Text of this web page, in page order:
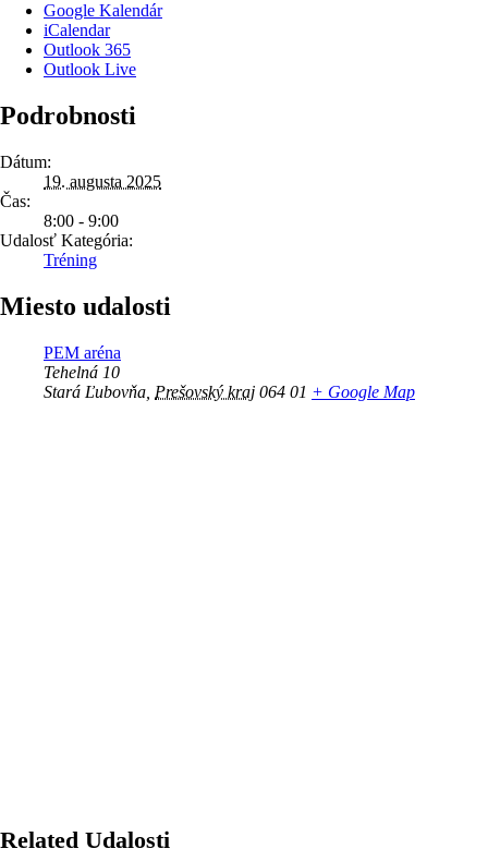
Google Kalendár
iCalendar
Outlook 365
Outlook Live
Podrobnosti
Dátum:
19. augusta 2025
Čas:
8:00 - 9:00
Udalosť Kategória:
Tréning
Miesto udalosti
PEM aréna
Tehelná 10
Stará Ľubovňa Prešovský kraj 064 01 + Google Map
Related Udalosti